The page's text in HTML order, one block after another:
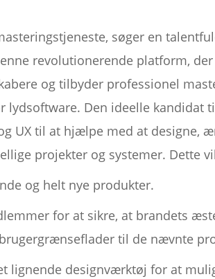
søger en
revolutionerende platform,
og tilbyder professionel
lydsoftware. Den ideelle kandidat
UX til at hjælpe med at designe,
projekter og systemer. Dette
og helt nye produkter.
for at sikre, at brandets
til de nævnte
lignende designværktøj for at